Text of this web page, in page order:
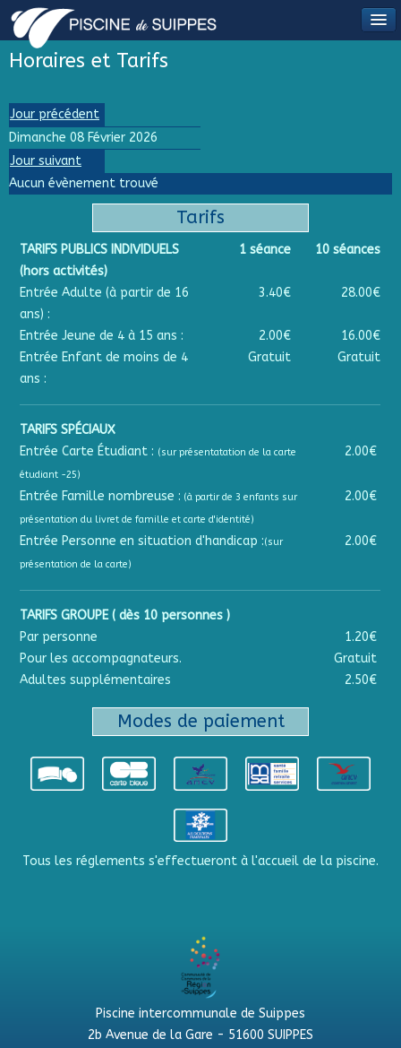
Horaires et Tarifs
Jour précédent
Dimanche 08 Février 2026
Jour suivant
Aucun évènement trouvé
Tarifs
TARIFS PUBLICS INDIVIDUELS
(hors activités)
1 séance 10 séances
Entrée Adulte (à partir de 16
ans) :
3.40€ 28.00€
Entrée Jeune de 4 à 15 ans : 2.00€
16.00€
Entrée Enfant de moins de 4
ans :
Gratuit Gratuit
TARIFS SPÉCIAUX
Entrée Carte Étudiant : (sur présentatation de la carte
étudiant -25)
2.00€
Entrée Famille nombreuse : (à partir de 3 enfants sur
présentation du livret de famille et carte d'identité)
2.00€
Entrée Personne en situation d'handicap :(sur
présentation de la carte)
2.00€
TARIFS GROUPE ( dès 10 personnes )
Par personne
1.20€
Pour les accompagnateurs.
Gratuit
Adultes supplémentaires
2.50€
Modes de paiement
Tous les réglements s'effectueront à l'accueil de la piscine.
Piscine intercommunale de Suippes
2b Avenue de la Gare - 51600 SUIPPES